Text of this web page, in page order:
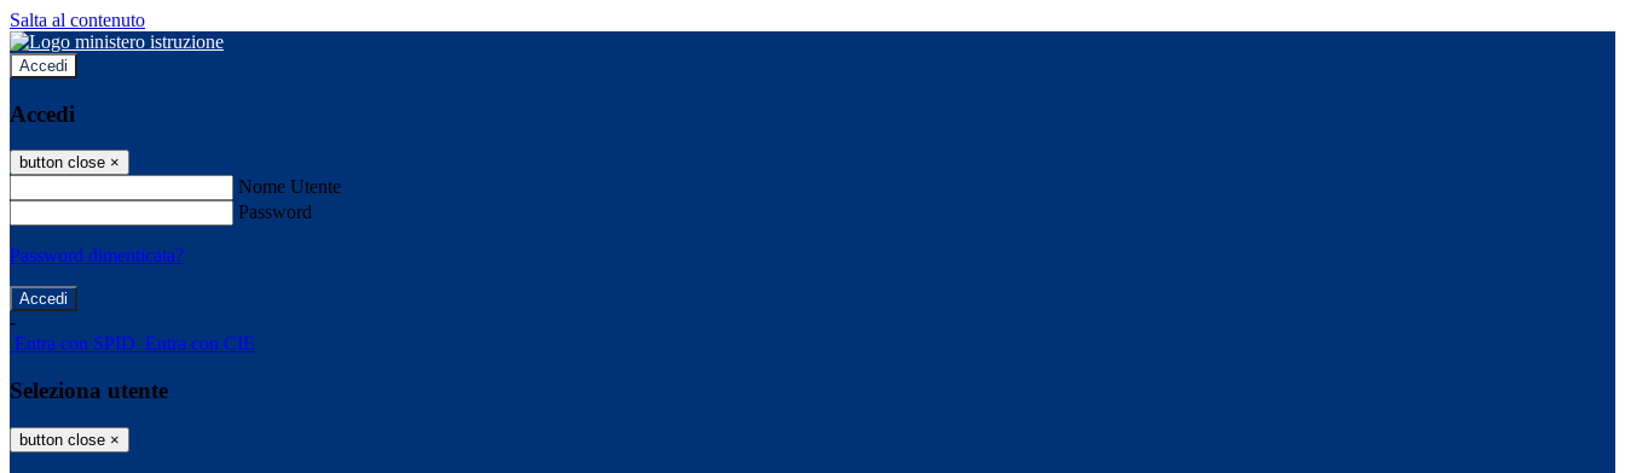
Salta al contenuto
Accedi
Accedi
button close ×
Nome Utente
Password
Password dimenticata?
-
Entra con SPID Entra con CIE
Seleziona utente
button close ×